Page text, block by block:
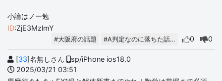
小論はノー勉
ID:ZjE3MzlmY
#大阪府の話題 #A判定なのに落ちた話… 0 0
[33]名無しさん
sp/iPhone ios18.0
2025/03/21 03:51